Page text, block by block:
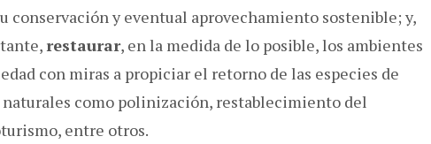
conservación y eventual aprovechamiento sostenible; y,
restaurar, en la medida de lo posible, los ambientes
con miras a propiciar el retorno de las especies de
como polinización, restablecimiento del
entre otros.